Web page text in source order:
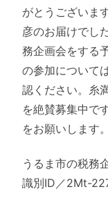
がとうございま
彦のお届けでし
務企画会をする
の参加について
認ください。糸
を絶賛募集中で
をお願いします。
うるま市の税務
識別ID／2Mt-